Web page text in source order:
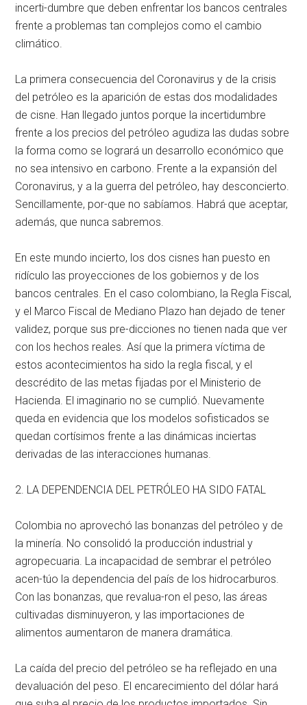
incerti-dumbre que deben enfrentar los bancos centrales
frente a problemas tan complejos como el cambio
climático.
La primera consecuencia del Coronavirus y de la crisis
del petróleo es la aparición de estas dos modalidades
de cisne. Han llegado juntos porque la incertidumbre
frente a los precios del petróleo agudiza las dudas sobre
la forma como se logrará un desarrollo económico que
no sea intensivo en carbono. Frente a la expansión del
Coronavirus, y a la guerra del petróleo, hay desconcierto.
Sencillamente, por-que no sabíamos. Habrá que aceptar,
además, que nunca sabremos.
En este mundo incierto, los dos cisnes han puesto en
ridículo las proyecciones de los gobiernos y de los
bancos centrales. En el caso colombiano, la Regla Fiscal,
y el Marco Fiscal de Mediano Plazo han dejado de tener
validez, porque sus pre-dicciones no tienen nada que ver
con los hechos reales. Así que la primera víctima de
estos acontecimientos ha sido la regla fiscal, y el
descrédito de las metas fijadas por el Ministerio de
Hacienda. El imaginario no se cumplió. Nuevamente
queda en evidencia que los modelos sofisticados se
quedan cortísimos frente a las dinámicas inciertas
derivadas de las interacciones humanas.
2. LA DEPENDENCIA DEL PETRÓLEO HA SIDO FATAL
Colombia no aprovechó las bonanzas del petróleo y de
la minería. No consolidó la producción industrial y
agropecuaria. La incapacidad de sembrar el petróleo
acen-túo la dependencia del país de los hidrocarburos.
Con las bonanzas, que revalua-ron el peso, las áreas
cultivadas disminuyeron, y las importaciones de
alimentos aumentaron de manera dramática.
La caída del precio del petróleo se ha reflejado en una
devaluación del peso. El encarecimiento del dólar hará